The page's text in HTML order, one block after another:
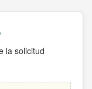
la solicitud